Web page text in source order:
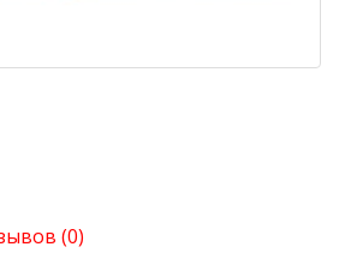
(0)